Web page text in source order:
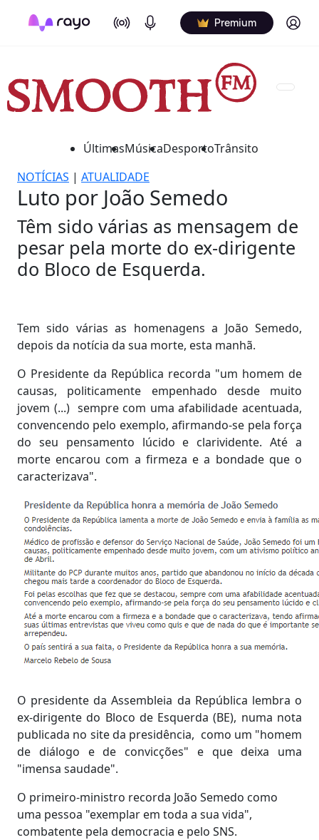
On Air Podcasts Premium Log in
ÚltimasMúsicaDesportoTrânsito
NOTÍCIAS | ATUALIDADE
Luto por João Semedo
Têm sido várias as mensagem de
pesar pela morte do ex-dirigente
do Bloco de Esquerda.
Tem sido várias as homenagens a João Semedo,
depois da notícia da sua morte, esta manhã.
O Presidente da República recorda "um homem de
causas, politicamente empenhado desde muito
jovem (...) sempre com uma afabilidade acentuada,
convencendo pelo exemplo, afirmando-se pela força
do seu pensamento lúcido e clarividente. Até a
morte encarou com a firmeza e a bondade que o
caracterizava".
O presidente da Assembleia da República lembra o
ex-dirigente do Bloco de Esquerda (BE), numa nota
publicada no site da presidência, como um "homem
de diálogo e de convicções" e que deixa uma
"imensa saudade".
O primeiro-ministro recorda João Semedo como
uma pessoa "exemplar em toda a sua vida",
combatente pela democracia e pelo SNS.